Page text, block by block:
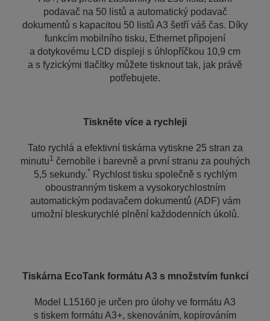
podavač na 50 listů a automatický podavač
dokumentů s kapacitou 50 listů A3 šetří váš čas. Díky
funkcím mobilního tisku, Ethernet připojení
a dotykovému LCD displeji s úhlopříčkou 10,9 cm
a s fyzickými tlačítky můžete tisknout tak, jak právě
potřebujete.
Tiskněte více a rychleji
Tato rychlá a efektivní tiskárna vytiskne 25 stran za
minutu1 černobíle i barevně a první stranu za pouhých
5,5 sekundy.* Rychlost tisku společně s rychlým
oboustranným tiskem a vysokorychlostním
automatickým podavačem dokumentů (ADF) vám
umožní bleskurychlé plnění každodenních úkolů.
Tiskárna EcoTank formátu A3 s množstvím funkcí
Model L15160 je určen pro úlohy ve formátu A3
s tiskem formátu A3+, skenováním, kopírováním